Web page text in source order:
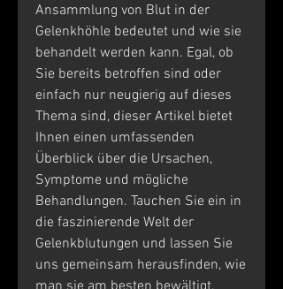
Ansammlung von Blut in der
Gelenkhöhle bedeutet und wie sie
behandelt werden kann. Egal, ob
Sie bereits betroffen sind oder
einfach nur neugierig auf dieses
Thema sind, dieser Artikel bietet
Ihnen einen umfassenden
Überblick über die Ursachen,
Symptome und mögliche
Behandlungen. Tauchen Sie ein in
die faszinierende Welt der
Gelenkblutungen und lassen Sie
uns gemeinsam herausfinden, wie